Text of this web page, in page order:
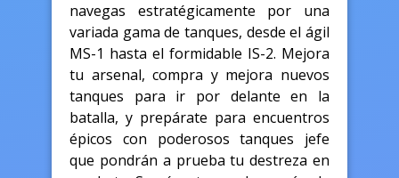
navegas estratégicamente por una
variada gama de tanques, desde el ágil
MS-1 hasta el formidable IS-2. Mejora
tu arsenal, compra y mejora nuevos
tanques para ir por delante en la
batalla, y prepárate para encuentros
épicos con poderosos tanques jefe
que pondrán a prueba tu destreza en